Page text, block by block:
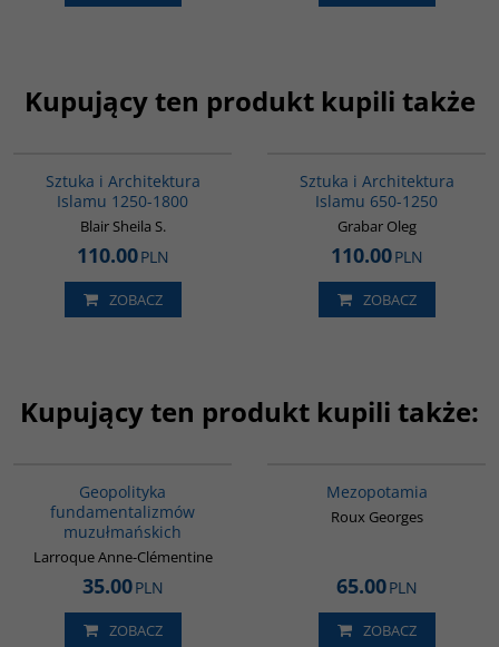
Kupujący ten produkt kupili także
Sztuka i Architektura
Islamu 1250-1800
Blair Sheila S.
110.00PLN
ZOBACZ
Sztuka i Architektura
Islamu 650-1250
Grabar Oleg
110.00PLN
ZOBACZ
Kupujący ten produkt kupili także:
Geopolityka
fundamentalizmów
muzułmańskich
Larroque Anne-Clémentine
35.00PLN
ZOBACZ
Mezopotamia
Roux Georges
65.00PLN
ZOBACZ